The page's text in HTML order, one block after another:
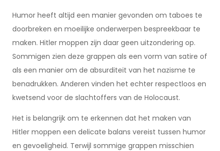
Humor heeft altijd een manier gevonden om taboes te
doorbreken en moeilijke onderwerpen bespreekbaar te
maken. Hitler moppen zijn daar geen uitzondering op.
Sommigen zien deze grappen als een vorm van satire of
als een manier om de absurditeit van het nazisme te
benadrukken. Anderen vinden het echter respectloos en
kwetsend voor de slachtoffers van de Holocaust.
Het is belangrijk om te erkennen dat het maken van
Hitler moppen een delicate balans vereist tussen humor
en gevoeligheid. Terwijl sommige grappen misschien